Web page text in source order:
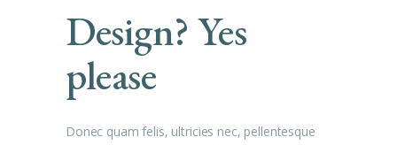
Design? Yes
please
Donec quam felis, ultricies nec, pellentesque